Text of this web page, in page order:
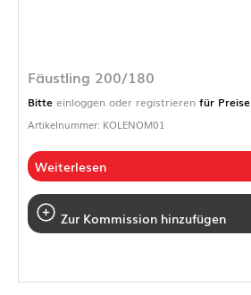
Fäustling 200/180
Bitte einloggen oder registrieren für Preise
Artikelnummer: KOLENOM01
Weiterlesen
Zur Kommission hinzufügen